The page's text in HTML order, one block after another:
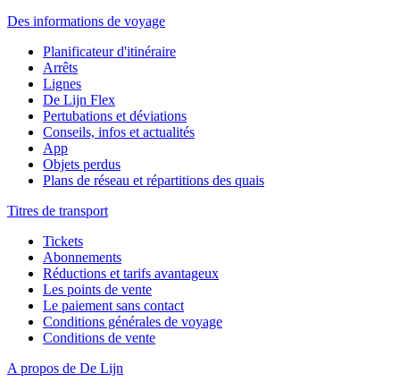
Des informations de voyage
Planificateur d'itinéraire
Arrêts
Lignes
De Lijn Flex
Pertubations et déviations
Conseils, infos et actualités
App
Objets perdus
Plans de réseau et répartitions des quais
Titres de transport
Tickets
Abonnements
Réductions et tarifs avantageux
Les points de vente
Le paiement sans contact
Conditions générales de voyage
Conditions de vente
A propos de De Lijn